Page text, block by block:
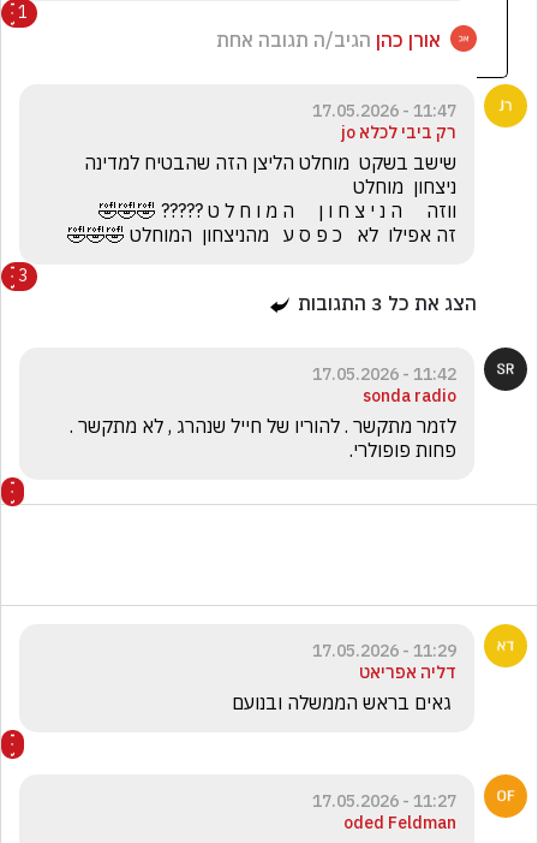
1
אורן כהן הגיב/ה תגובה אחת
11:47 - 17.05.2026
רק ביבי לכלא jo
זה אפילו  לא   כ פ ס ע   מהניצחון  המוחלט 🤣🤣🤣
3
הצג את כל 3 התגובות
11:42 - 17.05.2026
sonda radio
פחות פופולרי.
11:29 - 17.05.2026
דליה אפריאט
11:27 - 17.05.2026
oded Feldman